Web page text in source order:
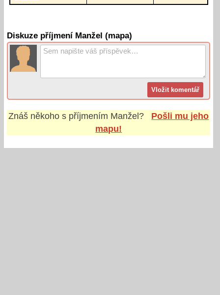
Diskuze příjmení Manžel (mapa)
Znáš někoho s příjmením Manžel?
Pošli mu jeho
mapu!